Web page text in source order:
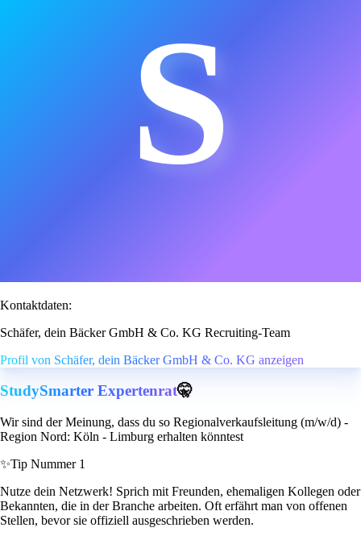
S
Kontaktdaten:
Schäfer, dein Bäcker GmbH & Co. KG Recruiting-Team
Profil von Schäfer, dein Bäcker GmbH & Co. KG anzeigen
StudySmarter Expertenrat🤫
Wir sind der Meinung, dass du so Regionalverkaufsleitung (m/w/d) -
Region Nord: Köln - Limburg erhalten könntest
✨Tip Nummer 1
Nutze dein Netzwerk! Sprich mit Freunden, ehemaligen Kollegen oder
Bekannten, die in der Branche arbeiten. Oft erfährt man von offenen
Stellen, bevor sie offiziell ausgeschrieben werden.